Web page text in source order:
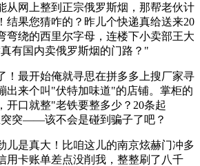
从网上整到正宗俄罗斯烟，那帮老伙计
结果您猜咋的？昨儿个快递真给送来20
弯绕的西里尔字母，连楼下小卖部王大
有国内卖俄罗斯烟的门路？"
！最开始俺就寻思在拼多多上搜厂家寻
出来个叫"伏特加味道"的店铺。掌柜的
开口就整"老铁要整多少？20条起
突——该不会是碰到骗子了吧？
儿是真大！比咱这儿的南京炫赫门冲多
用卡账单差点没削我，整整刷了八千